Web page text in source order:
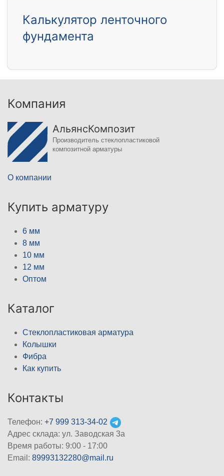
Калькулятор ленточного
фундамента
Компания
АльянсКомпозит
Производитель стеклопластиковой
композитной арматуры
О компании
Купить арматуру
6 мм
8 мм
10 мм
12 мм
Оптом
Каталог
Стеклопластиковая арматура
Колышки
Фибра
Как купить
Контакты
Телефон: +7 999 313-34-02
Адрес склада: ул. Заводская 3а
Время работы: 9:00 - 17:00
Email: 89993132280@mail.ru